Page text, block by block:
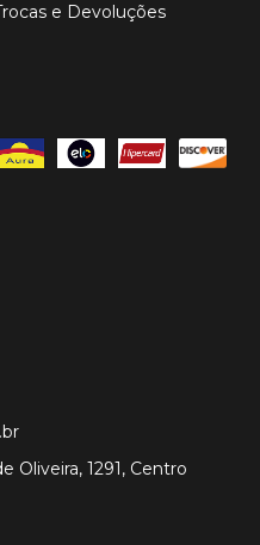
e Devoluções
Oliveira, 1291, Centro